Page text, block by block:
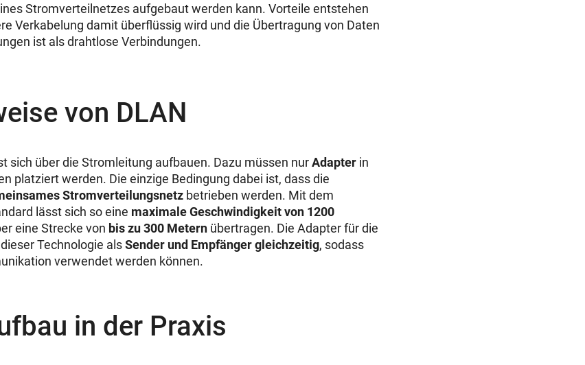
Stromverteilnetzes aufgebaut werden kann. Vorteile entstehen
Verkabelung damit überflüssig wird und die Übertragung von Daten
ist als drahtlose Verbindungen.
von DLAN
sich über die Stromleitung aufbauen. Dazu müssen nurAdapter in
platziert werden. Die einzige Bedingung dabei ist, dass die
Stromverteilungsnetz betrieben werden. Mit dem
lässt sich so eine maximale Geschwindigkeit von 1200
eine Strecke von bis zu 300 Metern übertragen. Die Adapter für die
Technologie alsSender und Empfänger gleichzeitig, sodass
verwendet werden können.
in der Praxis